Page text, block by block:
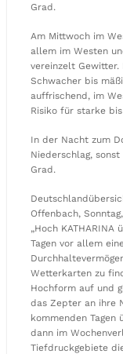
Grad.
Am Mittwoch im
allem im Westen
vereinzelt Gewitter.
Schwacher bis
auffrischend, im
Risiko für starke
In der Nacht zum
Niederschlag,
Grad.
Offenbach,
„Hoch
Tagen vor allem
Wetterkarten zu
Hochform auf und
das Zepter an ihre
kommenden Tagen
dann im
Tiefdruckgebiete